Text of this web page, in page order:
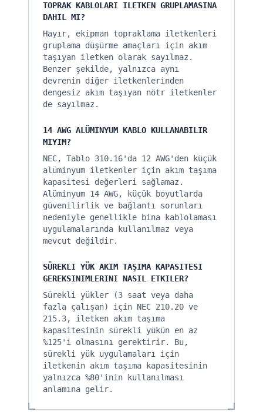
TOPRAK KABLOLARI ILETKEN GRUPLAMASINA
DAHIL MI?
Hayır, ekipman topraklama iletkenleri
gruplama düşürme amaçları için akım
taşıyan iletken olarak sayılmaz.
Benzer şekilde, yalnızca aynı
devrenin diğer iletkenlerinden
dengesiz akım taşıyan nötr iletkenler
de sayılmaz.
14 AWG ALÜMINYUM KABLO KULLANABILIR
MIYIM?
NEC, Tablo 310.16'da 12 AWG'den küçük
alüminyum iletkenler için akım taşıma
kapasitesi değerleri sağlamaz.
Alüminyum 14 AWG, küçük boyutlarda
güvenilirlik ve bağlantı sorunları
nedeniyle genellikle bina kablolaması
uygulamalarında kullanılmaz veya
mevcut değildir.
SÜREKLI YÜK AKIM TAŞIMA KAPASITESI
GEREKSINIMLERINI NASIL ETKILER?
Sürekli yükler (3 saat veya daha
fazla çalışan) için NEC 210.20 ve
215.3, iletken akım taşıma
kapasitesinin sürekli yükün en az
%125'i olmasını gerektirir. Bu,
sürekli yük uygulamaları için
iletkenin akım taşıma kapasitesinin
yalnızca %80'inin kullanılması
anlamına gelir.